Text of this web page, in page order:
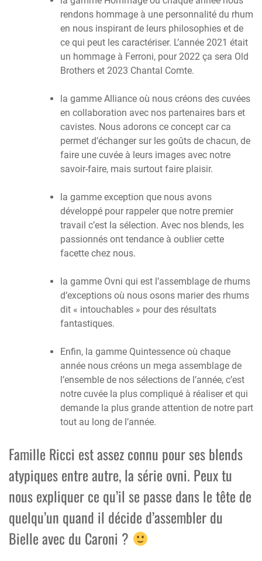
rendons hommage à une personnalité du rhum
en nous inspirant de leurs philosophies et de
ce qui peut les caractériser. L’année 2021 était
un hommage à Ferroni, pour 2022 ça sera Old
Brothers et 2023 Chantal Comte.
la gamme Alliance où nous créons des cuvées
en collaboration avec nos partenaires bars et
cavistes. Nous adorons ce concept car ca
permet d’échanger sur les goûts de chacun, de
faire une cuvée à leurs images avec notre
savoir-faire, mais surtout faire plaisir.
la gamme exception que nous avons
développé pour rappeler que notre premier
travail c’est la sélection. Avec nos blends, les
passionnés ont tendance à oublier cette
facette chez nous.
la gamme Ovni qui est l’assemblage de rhums
d’exceptions où nous osons marier des rhums
dit « intouchables » pour des résultats
fantastiques.
Enfin, la gamme Quintessence où chaque
année nous créons un mega assemblage de
l’ensemble de nos sélections de l’année, c’est
notre cuvée la plus compliqué à réaliser et qui
demande la plus grande attention de notre part
tout au long de l’année.
Famille Ricci est assez connu pour ses blends
atypiques entre autre, la série ovni. Peux tu
nous expliquer ce qu’il se passe dans le tête de
quelqu’un quand il décide d’assembler du
Bielle avec du Caroni ?